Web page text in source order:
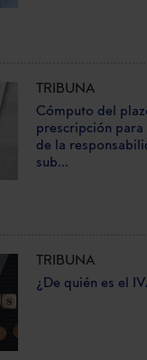
TRIBUNA
Cómputo del
prescripción para
de la
sub...
TRIBUNA
¿De quién es el